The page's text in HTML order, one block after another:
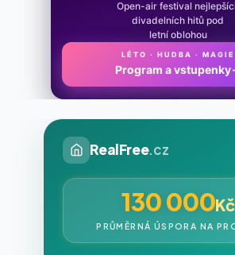
Open-air festival
divadelních hitů pod
letní oblohou
LÉTO · HUDBA · MAGIE
Program a vstupenky
RealFree.cz
130 000Kč
PRŮMĚRNÁ ÚSPORA NA